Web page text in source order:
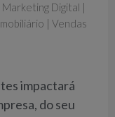
Marketing Digital |
| Vendas
impactará
do seu